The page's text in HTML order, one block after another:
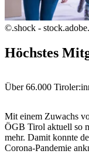
©.shock -
Höchstes
Über 66.000
Mit einem Zuwachs
ÖGB Tirol aktuell so
mehr. Damit konnte
Corona-Pandemie